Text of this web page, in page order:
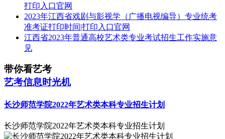
打印入口官网
2023年江西省戏剧与影视学（广播电视编导）专业统考
准考证打印时间|打印入口官网
江西省2023年普通高校艺术类专业考试招生工作实施意
见
带你看艺考
艺考信息时光机
长沙师范学院2022年艺术类本科专业招生计划
长沙师范学院2022年艺术类本科专业招生计划